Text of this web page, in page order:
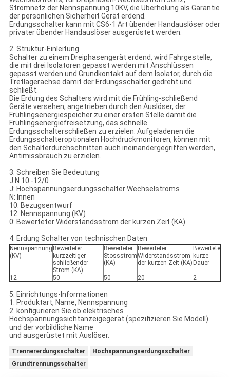
Stromnetz der Nennspannung 10KV, die Überholung als Garantie
der persönlichen Sicherheit Gerät erdend.
Erdungsschalter kann mit CS6-1 Art übender Handauslöser oder
privater übender Handauslöser ausgerüstet werden.
2. Struktur-Einleitung
Schalter zu einem Dreiphasengerät erdend, wird Fahrgestelle,
die mit drei Isolatoren gepasst werden mit Anschlüssen
gepasst werden und Grundkontakt auf dem Isolator, durch die
Tretlagerachse damit der Erdungsschalter gedreht und
schließt.
Die Erdung des Schalters wird mit die Frühling-schließend
Geräte versehen, angetrieben durch den Auslöser, der
Frühlingsenergiespeicher zu einer ersten Stelle damit die
Frühlingsenergiefreisetzung, das schnelle
Erdungsschalterschließen zu erzielen. Aufgeladenen die
Erdungsschalteroptionalen Hochdruckmonitoren, können mit
den Schalterdurchschnitten auch ineinandergegriffen werden,
Antimissbrauch zu erzielen.
3. Schreiben Sie Bedeutung
J N 10 -12/0
J: Hochspannungserdungsschalter Wechselstroms
N: Innen
10: Bezugsentwurf
12: Nennspannung (KV)
0: Bewerteter Widerstandsstrom der kurzen Zeit (KA)
4. Erdung Schalter von technischen Daten
Nennspannung
(KV)
Bewerteter
kurzzeitiger
schließender
Strom (KA)
Bewerteter
Stossstrom
(KA)
Bewerteter
Widerstandsstrom
der kurzen Zeit (KA)
Bewertete
kurze
Dauer
12 50 50 20 2
5. Einrichtungs-Informationen
1. Produktart, Name, Nennspannung
2. konfigurieren Sie ob elektrisches
Hochspannungssichtanzeigegerät (spezifizieren Sie Modell)
und der vorbildliche Name
und ausgerüstet mit Auslöser.
Trennererdungsschalter
Hochspannungserdungsschalter
Grundtrennungsschalter